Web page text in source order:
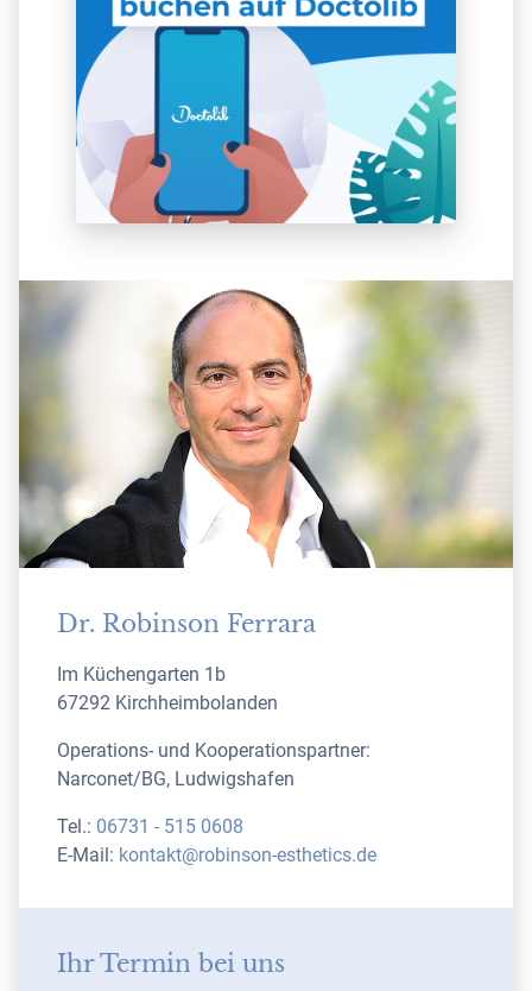
Dr. Robinson Ferrara
Im Küchengarten 1b
67292 Kirchheimbolanden
Operations- und Kooperationspartner:
Narconet/BG, Ludwigshafen
Tel.: 06731 - 515 0608
E-Mail: kontakt@robinson-esthetics.de
Ihr Termin bei uns